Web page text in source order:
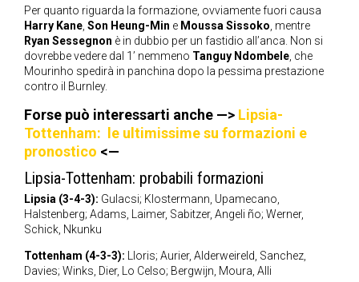
Per quanto riguarda la formazione, ovviamente fuori causa
Harry Kane, Son Heung-Min e Moussa Sissoko, mentre
Ryan Sessegnon è in dubbio per un fastidio all’anca. Non si
dovrebbe vedere dal 1’ nemmeno Tanguy Ndombele, che
Mourinho spedirà in panchina dopo la pessima prestazione
contro il Burnley.
Forse può interessarti anche —> Lipsia-
Tottenham: le ultimissime su formazioni e
pronostico <—
Lipsia-Tottenham: probabili formazioni
Lipsia (3-4-3): Gulacsi; Klostermann, Upamecano,
Halstenberg; Adams, Laimer, Sabitzer, Angeli ño; Werner,
Schick, Nkunku
Tottenham (4-3-3): Lloris; Aurier, Alderweireld, Sanchez,
Davies; Winks, Dier, Lo Celso; Bergwijn, Moura, Alli